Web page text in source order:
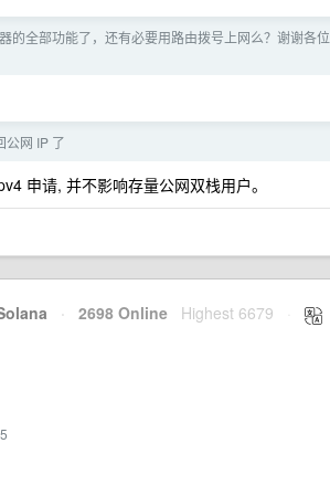
的全部功能了，还有必要用路由拨号上网么？谢谢各位
公网 IP 了
申请, 并不影响存量公网双栈用户。
· 2698 Online Highest 6679